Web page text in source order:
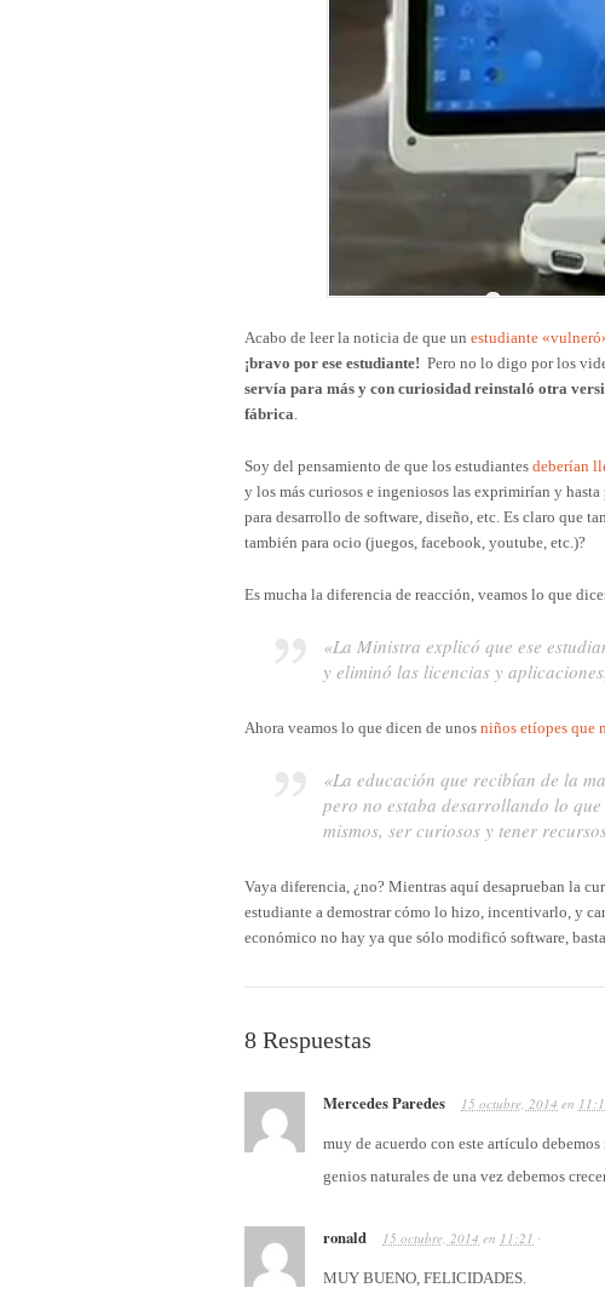
Acabo de leer la noticia de que un estudiante
¡bravo por ese estudiante! Pero no lo digo por los
servía para más y con curiosidad reinstaló otra
fábrica
Soy del pensamiento de que los estudiantes deberían
y los más curiosos e ingeniosos las exprimirían y
para desarrollo de software, diseño, etc. Es claro que
también para ocio (juegos, facebook, youtube, etc.)?
Es mucha la diferencia de reacción, veamos lo que
«La Ministra explicó que ese
y eliminó las licencias y
Ahora veamos lo que dicen de unos niños etíopes que
«La educación que recibían de la
pero no estaba desarrollando lo
mismos, ser curiosos y tener
Vaya diferencia, ¿no? Mientras aquí desaprueban la
estudiante a demostrar cómo lo hizo, incentivarlo, y
económico no hay ya que sólo modificó software,
8 Respuestas
Mercedes Paredes 15 octubre, 2014 en
muy de acuerdo con este artículo
genios naturales de una vez debemos
ronald 15 octubre, 2014 en 11:21 ·
MUY BUENO, FELICIDADES.